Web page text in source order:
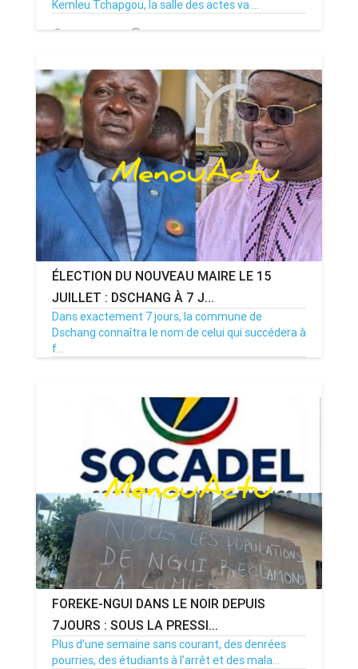
Kemleu Tchapgou, la salle des actes va ...
13/07/26 Par MenouActu 0
ÉLECTION DU NOUVEAU MAIRE LE 15
JUILLET : DSCHANG À 7 J...
Dans exactement 7 jours, la commune de
Dschang connaîtra le nom de celui qui succédera à
f...
FOREKE-NGUI DANS LE NOIR DEPUIS
7JOURS : SOUS LA PRESSI...
Plus d’une semaine sans courant, des denrées
pourries, des étudiants à l’arrêt et des mala...